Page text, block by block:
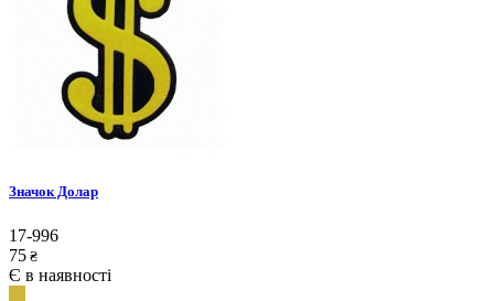
Значок Долар
17-996
75 ₴
Є в наявності